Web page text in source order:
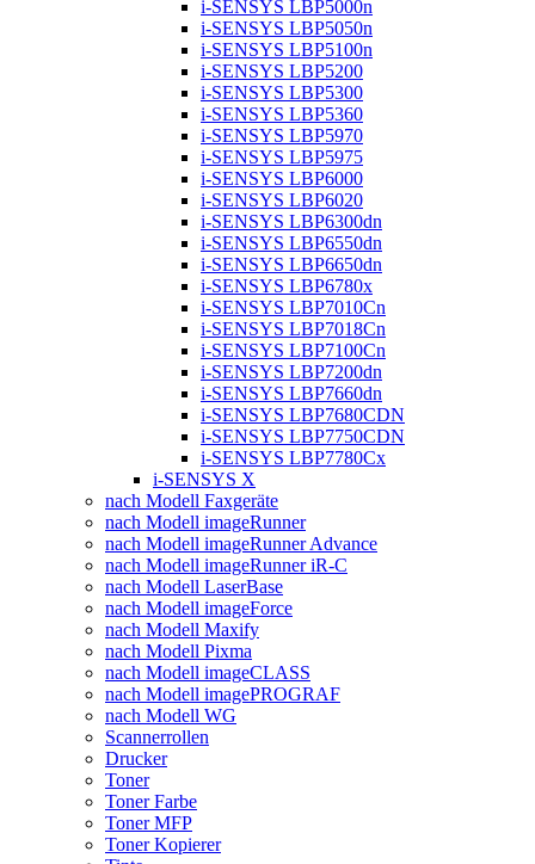
i-SENSYS LBP5000n
i-SENSYS LBP5050n
i-SENSYS LBP5100n
i-SENSYS LBP5200
i-SENSYS LBP5300
i-SENSYS LBP5360
i-SENSYS LBP5970
i-SENSYS LBP5975
i-SENSYS LBP6000
i-SENSYS LBP6020
i-SENSYS LBP6300dn
i-SENSYS LBP6550dn
i-SENSYS LBP6650dn
i-SENSYS LBP6780x
i-SENSYS LBP7010Cn
i-SENSYS LBP7018Cn
i-SENSYS LBP7100Cn
i-SENSYS LBP7200dn
i-SENSYS LBP7660dn
i-SENSYS LBP7680CDN
i-SENSYS LBP7750CDN
i-SENSYS LBP7780Cx
i-SENSYS X
nach Modell Faxgeräte
nach Modell imageRunner
nach Modell imageRunner Advance
nach Modell imageRunner iR-C
nach Modell LaserBase
nach Modell imageForce
nach Modell Maxify
nach Modell Pixma
nach Modell imageCLASS
nach Modell imagePROGRAF
nach Modell WG
Scannerrollen
Drucker
Toner
Toner Farbe
Toner MFP
Toner Kopierer